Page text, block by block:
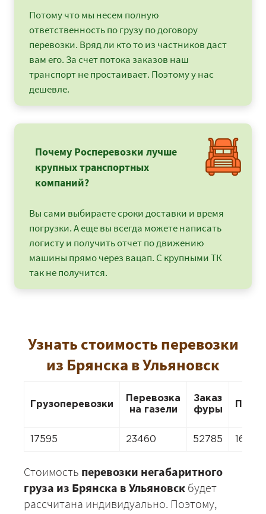
Потому что мы несем полную
ответственность по грузу по договору
перевозки. Вряд ли кто то из частников даст
вам его. За счет потока заказов наш
транспорт не простаивает. Поэтому у нас
дешевле.
Почему Росперевозки лучше
крупных транспортных
компаний?
Вы сами выбираете сроки доставки и время
погрузки. А еще вы всегда можете написать
логисту и получить отчет по движению
машины прямо через вацап. С крупными ТК
так не получится.
Узнать стоимость перевозки
из Брянска в Ульяновск
Грузоперевозки
Перевозка
на газели
Заказ
фуры
17595 23460 52785 16422
Стоимость перевозки негабаритного
груза из Брянска в Ульяновск будет
рассчитана индивидуально. Поэтому,